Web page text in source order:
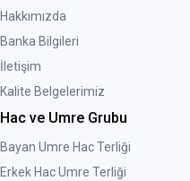
Hakkımızda
Banka Bilgileri
İletişim
Kalite Belgelerimiz
Hac ve Umre Grubu
Bayan Umre Hac Terliği
Erkek Hac Umre Terliği